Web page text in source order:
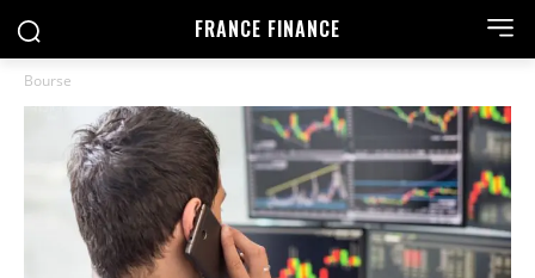
FRANCE FINANCE
Bourse